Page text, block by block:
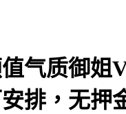
气质御姐
排，无押